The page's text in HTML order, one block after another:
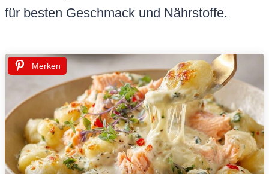
für besten Geschmack und Nährstoffe.
Merken